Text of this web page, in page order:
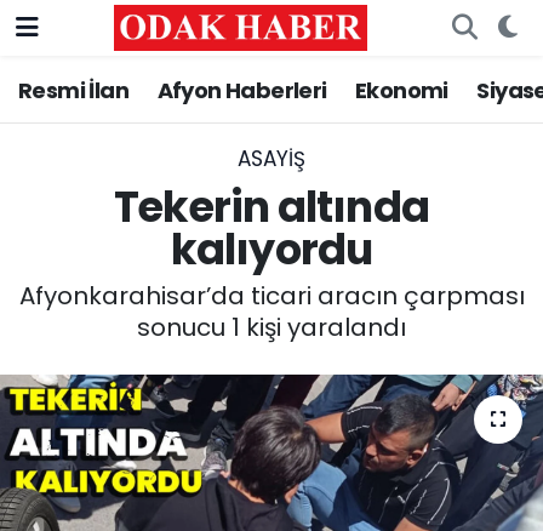
Resmi İlan Afyon Haberleri Ekonomi
ASAYİŞ
Tekerin altında
kalıyordu
Afyonkarahisar’da ticari aracın çarpması
sonucu 1 kişi yaralandı
AFYONKARAHİSAR HABERLERİ
ASAYİŞ
SİYASET
EĞİTİM
MAGAZİN
SAĞLIK
Nöbetçi Eczaneler
Trafik Durumu
Süper Lig Puan Durumu ve Fikstür
Tüm Manşetler
Son Dakika Haberleri
Haber Arşivi